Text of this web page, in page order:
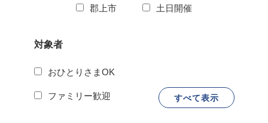
郡上市 土日開催
対象者
おひとりさまOK
ファミリー歓迎